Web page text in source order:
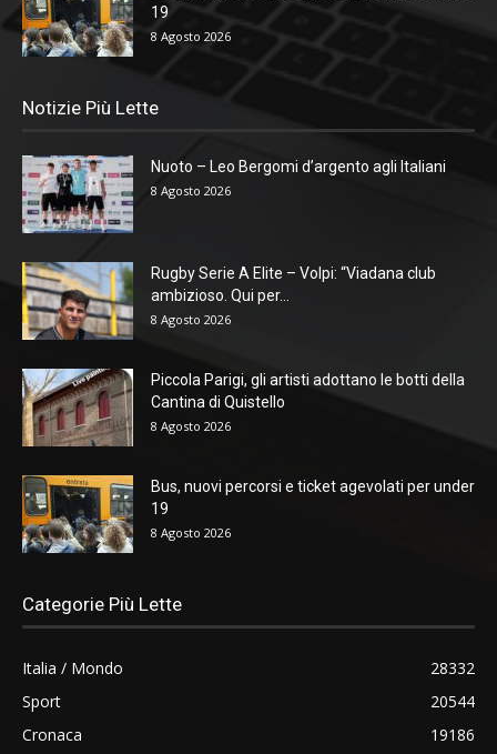
19
8 Agosto 2026
Notizie Più Lette
Nuoto – Leo Bergomi d’argento agli Italiani
8 Agosto 2026
Rugby Serie A Elite – Volpi: “Viadana club
ambizioso. Qui per...
8 Agosto 2026
Piccola Parigi, gli artisti adottano le botti della
Cantina di Quistello
8 Agosto 2026
Bus, nuovi percorsi e ticket agevolati per under
19
8 Agosto 2026
Categorie Più Lette
Italia / Mondo
28332
Sport
20544
Cronaca
19186